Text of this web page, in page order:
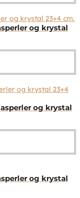
og krystal
og krystal
og krystal